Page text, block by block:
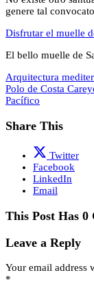
genere tal
Disfrutar el muelle
El bello muelle de
Arquitectura
Polo de Costa
Pacífico
Share This
Twitter
Facebook
LinkedIn
Email
This Post Has 0
Leave a Reply
Your email address
*